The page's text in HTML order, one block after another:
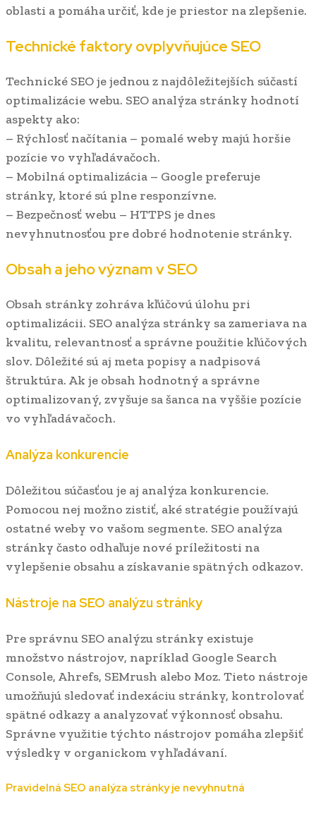
oblasti a pomáha určiť, kde je priestor na zlepšenie.
Technické faktory ovplyvňujúce SEO
Technické SEO je jednou z najdôležitejších súčastí
optimalizácie webu. SEO analýza stránky hodnotí
aspekty ako:
– Rýchlosť načítania – pomalé weby majú horšie
pozície vo vyhľadávačoch.
– Mobilná optimalizácia – Google preferuje
stránky, ktoré sú plne responzívne.
– Bezpečnosť webu – HTTPS je dnes
nevyhnutnosťou pre dobré hodnotenie stránky.
Obsah a jeho význam v SEO
Obsah stránky zohráva kľúčovú úlohu pri
optimalizácii. SEO analýza stránky sa zameriava na
kvalitu, relevantnosť a správne použitie kľúčových
slov. Dôležité sú aj meta popisy a nadpisová
štruktúra. Ak je obsah hodnotný a správne
optimalizovaný, zvyšuje sa šanca na vyššie pozície
vo vyhľadávačoch.
Analýza konkurencie
Dôležitou súčasťou je aj analýza konkurencie.
Pomocou nej možno zistiť, aké stratégie používajú
ostatné weby vo vašom segmente. SEO analýza
stránky často odhaľuje nové príležitosti na
vylepšenie obsahu a získavanie spätných odkazov.
Nástroje na SEO analýzu stránky
Pre správnu SEO analýzu stránky existuje
množstvo nástrojov, napríklad Google Search
Console, Ahrefs, SEMrush alebo Moz. Tieto nástroje
umožňujú sledovať indexáciu stránky, kontrolovať
spätné odkazy a analyzovať výkonnosť obsahu.
Správne využitie týchto nástrojov pomáha zlepšiť
výsledky v organickom vyhľadávaní.
Pravidelná SEO analýza stránky je nevyhnutná